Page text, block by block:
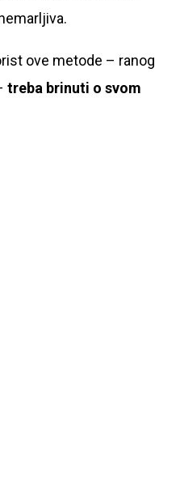
ove metode – ranog
treba brinuti o svom